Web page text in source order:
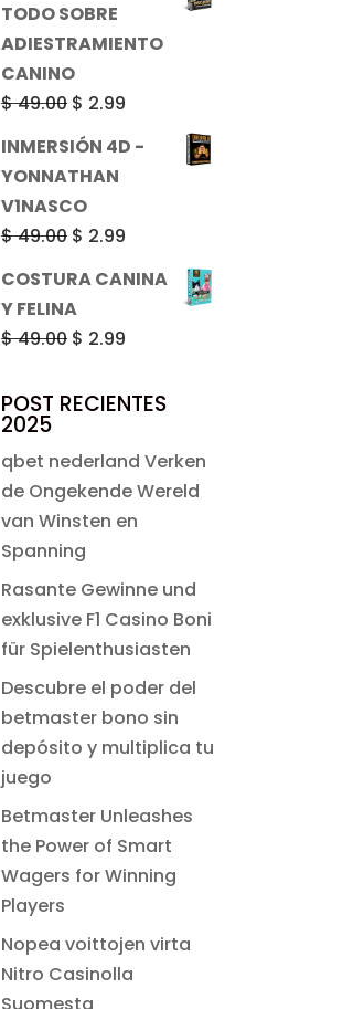
TODO SOBRE
ADIESTRAMIENTO
CANINO
$49.00 El
precio
$ 49.00.
$ 2.99
INMERSIÓN 4D -
YONNATHAN
V1NASCO
$49.00 El
era:
$ 49.00.
$ 2.99
COSTURA CANINA
Y FELINA
$49.00 El
original
$ 49.00.
$ 2.99
actual
$ 2.99.
POST RECIENTES
2025
qbet nederland Verken
de Ongekende Wereld
van Winsten en
Spanning
Rasante Gewinne und
exklusive F1 Casino Boni
für Spielenthusiasten
Descubre el poder del
betmaster bono sin
depósito y multiplica tu
juego
Betmaster Unleashes
the Power of Smart
Wagers for Winning
Players
Nopea voittojen virta
Nitro Casinolla